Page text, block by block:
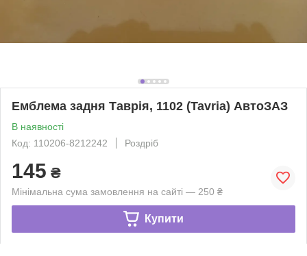
Емблема задня Таврія, 1102 (Tavria) АвтоЗАЗ
В наявності
Код: 110206-8212242
Роздріб
145 ₴
Мінімальна сума замовлення на сайті — 250 ₴
Купити